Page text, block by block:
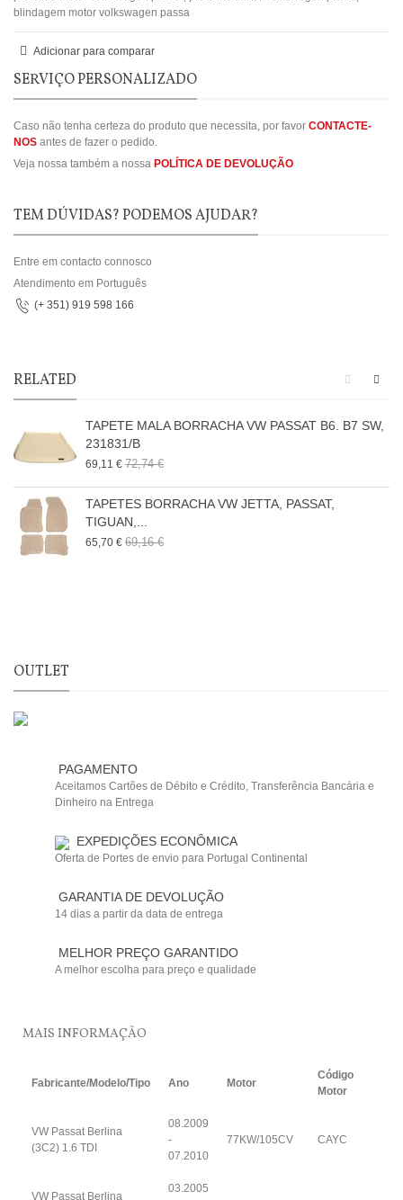
blindagem motor volkswagen passa
Adicionar para comparar
SERVIÇO PERSONALIZADO
Caso não tenha certeza do produto que necessita, por favor CONTACTE-
NOS antes de fazer o pedido.
Veja nossa também a nossa POLÍTICA DE DEVOLUÇÃO
TEM DÚVIDAS? PODEMOS AJUDAR?
Entre em contacto connosco
Atendimento em Português
(+ 351) 919 598 166
RELATED
TAPETE MALA BORRACHA VW PASSAT B6. B7 SW,
231831/B
69,11 € 72,74 €
TAPETES BORRACHA VW JETTA, PASSAT,
TIGUAN,...
65,70 € 69,16 €
OUTLET
PAGAMENTO
Aceitamos Cartões de Débito e Crédito, Transferência Bancária e
Dinheiro na Entrega
EXPEDIÇÕES ECONÔMICA
Oferta de Portes de envio para Portugal Continental
GARANTIA DE DEVOLUÇÃO
14 dias a partir da data de entrega
MELHOR PREÇO GARANTIDO
A melhor escolha para preço e qualidade
MAIS INFORMAÇÃO
Fabricante/Modelo/Tipo Ano Motor
Código
Motor
VW Passat Berlina
(3C2) 1.6 TDI
08.2009
-
07.2010
77KW/105CV CAYC
VW Passat Berlina
03.2005